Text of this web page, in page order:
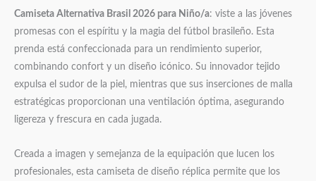
Camiseta Alternativa Brasil 2026 para Niño/a: viste a las jóvenes
promesas con el espíritu y la magia del fútbol brasileño. Esta
prenda está confeccionada para un rendimiento superior,
combinando confort y un diseño icónico. Su innovador tejido
expulsa el sudor de la piel, mientras que sus inserciones de malla
estratégicas proporcionan una ventilación óptima, asegurando
ligereza y frescura en cada jugada.
Creada a imagen y semejanza de la equipación que lucen los
profesionales, esta camiseta de diseño réplica permite que los